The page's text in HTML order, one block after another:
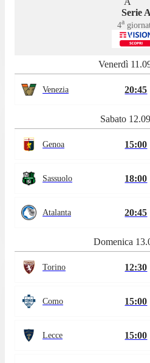
Serie A
4a
Venerdì
Venezia 20:45
Sabato
Genoa 15:00
Sassuolo 18:00
Atalanta 20:45
Domenica
Torino 12:30
Como 15:00
Lecce 15:00